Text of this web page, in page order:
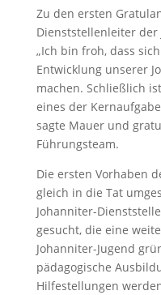
Zu den ersten
Dienststellenleiter
„Ich bin froh, dass
Entwicklung unserer
machen. Schließlich
eines der
sagte Mauer und
Führungsteam.
Die ersten Vorhaben
gleich in die Tat
Johanniter-
gesucht, die eine
Johanniter-Jugend
pädagogische
Hilfestellungen